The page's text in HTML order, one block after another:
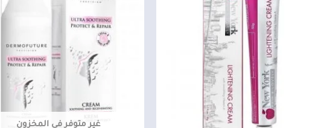
غير متوفر في المخزون